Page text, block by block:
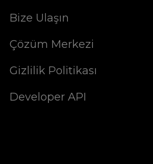
Bize Ulaşın
Çözüm Merkezi
Gizlilik Politikası
Developer API